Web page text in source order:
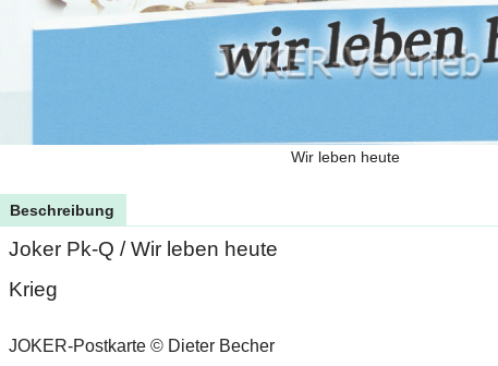
Wir leben heute
Beschreibung
Joker Pk-Q / Wir leben heute
Krieg
JOKER-Postkarte © Dieter Becher